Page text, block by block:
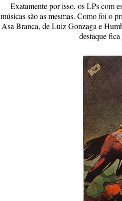
Exatamente por isso, os LPs com
músicas são as mesmas. Como foi o
Asa Branca, de Luiz Gonzaga e
destaque